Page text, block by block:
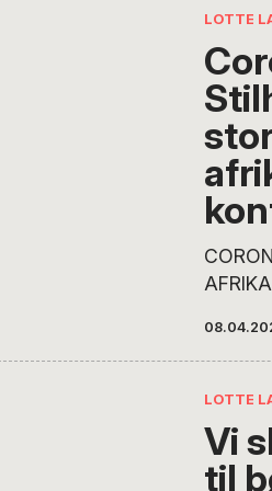
LOTTE
”kun”
døde
8. april.
valgt
LOTTE
Vi
til